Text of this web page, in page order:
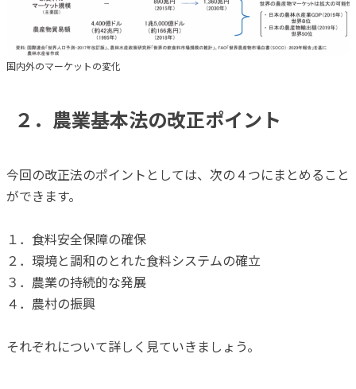
国内外のマーケットの変化
２．農業基本法の改正ポイント
今回の改正法のポイントとしては、次の４つにまとめること
ができます。
１．食料安全保障の確保
２．環境と調和のとれた食料システムの確立
３．農業の持続的な発展
４．農村の振興
それぞれについて詳しく見ていきましょう。